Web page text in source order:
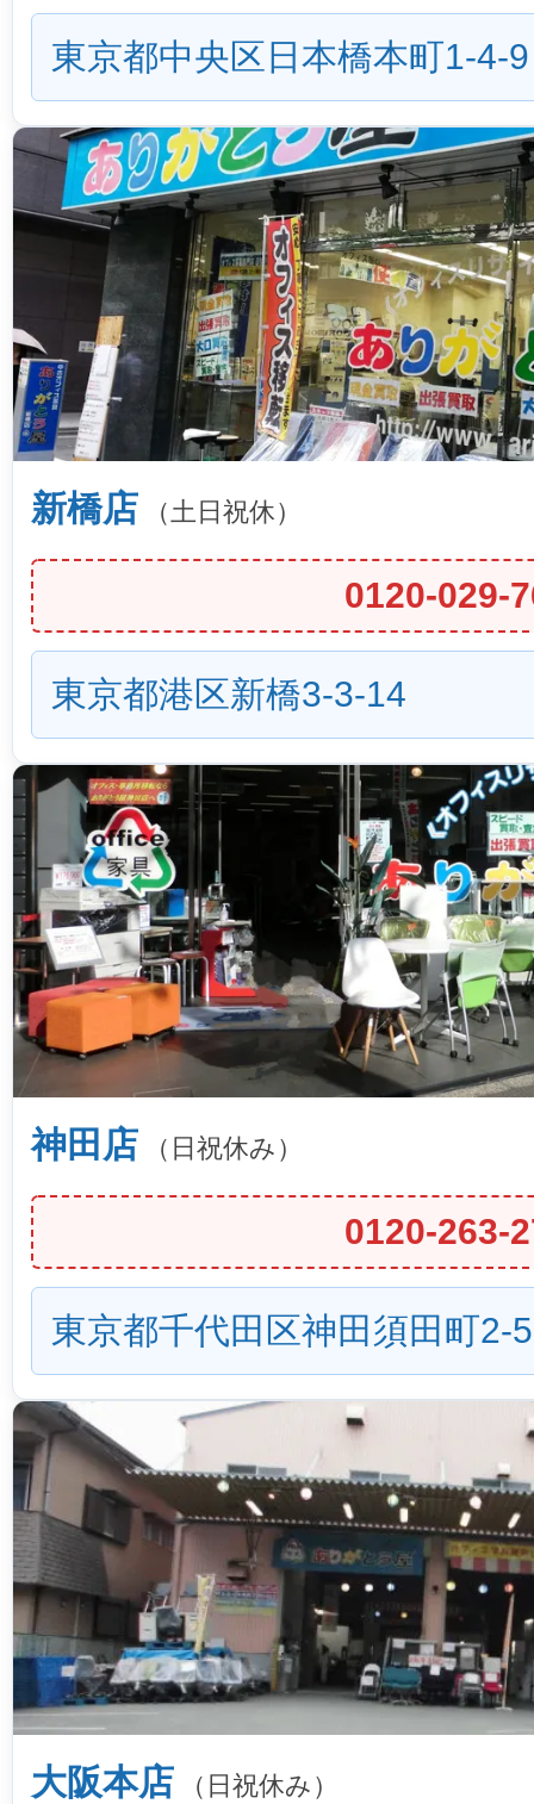
東京都中央区日本橋本町1-4-9
新橋店 （土日祝休）
0120-029-
東京都港区新橋3-3-14
神田店 （日祝休み）
0120-263-
東京都千代田区神田須田町2-
大阪本店 （日祝休み）